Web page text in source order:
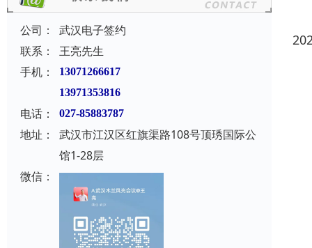
公司：
武汉电子签约
联系：
王亮先生
手机：
13071266617
13971353816
电话： 027-85883787
地址：
武汉市江汉区红旗渠路108号顶琇国际公
馆1-28层
微信：